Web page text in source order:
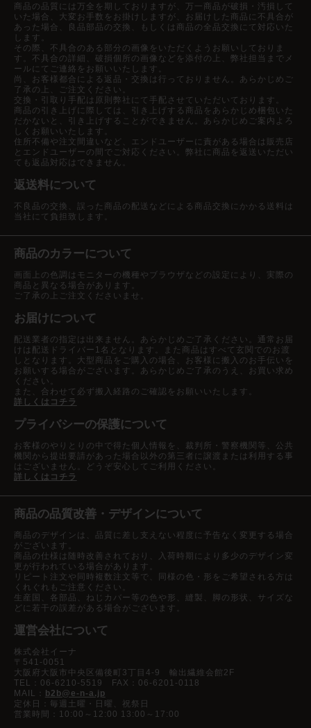
商品の品質には万全を期しておりますが、万一商品が破損・汚損して
いた場合、大変お手数をお掛けしますが、お届けした商品に不具合が
あった場合、良品部品の交換、もしくは商品の全品交換にて対応いた
します。
その際、不具合のある部分の画像をいただくようお願いしておりま
す。不具合の詳細、破損個所の画像などを添付の上、弊社担当までメ
ールにてご連絡をお願いいたします。
尚、お客様都合による返品・交換は行っておりません。あらかじめご
了承の上、ご注文ください。
交換・引取り手配は原則弊社にて手配させていただいております。
商品の引き上げに際しては、引き上げする商品をあらかじめ梱包いた
だかないと、引き上げすることができません。あらかじめご案内よろ
しくお願いいたします。
住所不備や注文間違いなど、エンドユーザーに責がある場合は販売店
とエンドユーザーの間でご対応ください。弊社に商品を返送いただい
ても返品対応はできません。
返送料について
不良品の交換、誤った商品の配送などによる商品交換にかかる送料は
当社にて負担致します。
商品のカラーについて
画面上の色調はモニターの機種やブラウザなどの設定により、実際の
商品と異なる場合があります。
ご了承の上ご注文くださいませ。
お届けについて
配送業者の指定は出来ません。あらかじめご了承ください。通常お届
けは配送ドライバー1名となります。また商品はすべて玄関でのお渡
しとなります。大型商品をご購入の場合、お客様に搬入のお手伝いを
お願いする場合がございます。あらかじめご了承のうえ、お買い求め
ください。
また、合わせて必ず搬入経路のご確認をお願いいたします。
詳しくはコチラ
プライバシーの保護について
お客様のやりとりの中で得た個人情報を、裁判所・警察機関等、公共
機関から提出要請があった場合以外の第三者に譲渡または利用する事
はございません。どうぞ安心してご利用ください。
詳しくはコチラ
商品の品質改善・デザインについて
商品のデザインは、品質に差し支えない程度に予告なく変更する場合
がございます。
商品の仕様は随時改善されており、入荷時期により多少のデザイン変
更が行われている場合があります。
リピート注文や同時複数注文等で、同様の色・形をご希望される方は
くれぐれもご注意ください。
生産国、各部品、ねじカバー等の色や形、縫製、脚の形状、サイズな
どに若干の誤差がある場合がございます。
運営会社について
株式会社イーナ
〒541-0051
大阪府大阪市中央区備後町3丁目4-9 輸出繊維会館2F
TEL：06-6210-5519 FAX：06-6201-0118
MAIL： b2b@e-n-a.jp
定休日：毎週土曜・日曜、祝祭日
営業時間：10:00～12:00 13:00～17:00